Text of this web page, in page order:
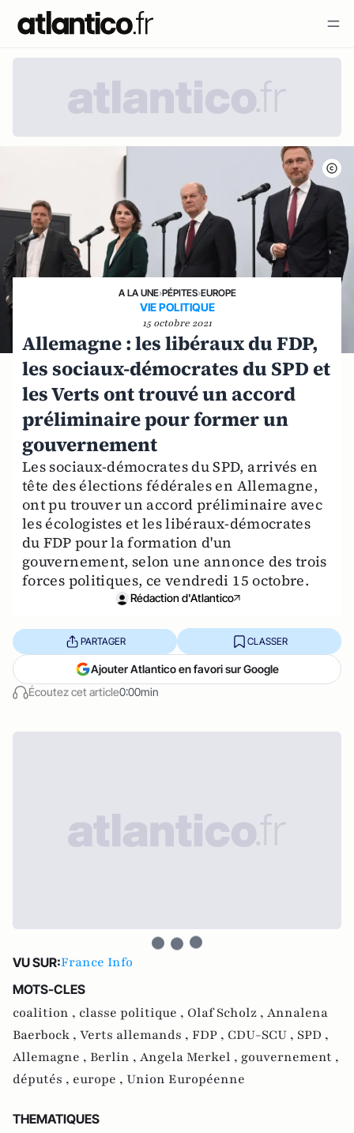
A LA UNE›PÉPITES›EUROPE
VIE POLITIQUE
15 octobre 2021
Allemagne : les libéraux du FDP,
les sociaux-démocrates du SPD et
les Verts ont trouvé un accord
préliminaire pour former un
gouvernement
Les sociaux-démocrates du SPD, arrivés en
tête des élections fédérales en Allemagne,
ont pu trouver un accord préliminaire avec
les écologistes et les libéraux-démocrates
du FDP pour la formation d'un
gouvernement, selon une annonce des trois
forces politiques, ce vendredi 15 octobre.
Rédaction d'Atlantico
Écoutez cet article0:00min
PARTAGER CLASSER
Ajouter Atlantico en favori sur Google
VU SUR:France Info
MOTS-CLES
coalition , classe politique , Olaf Scholz , Annalena
Baerbock , Verts allemands , FDP , CDU-SCU , SPD ,
Allemagne , Berlin , Angela Merkel , gouvernement ,
députés , europe , Union Européenne
THEMATIQUES